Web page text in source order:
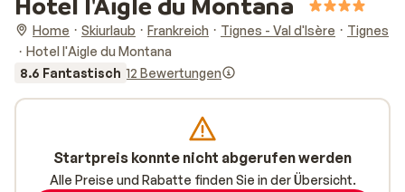
Home Skiurlaub Frankreich Tignes - Val d'Isère
Tignes
Hotel l'Aigle du Montana
8.6 Fantastisch 12 Bewertungen
Startpreis konnte nicht abgerufen werden
Alle Preise und Rabatte finden Sie in der Übersicht.